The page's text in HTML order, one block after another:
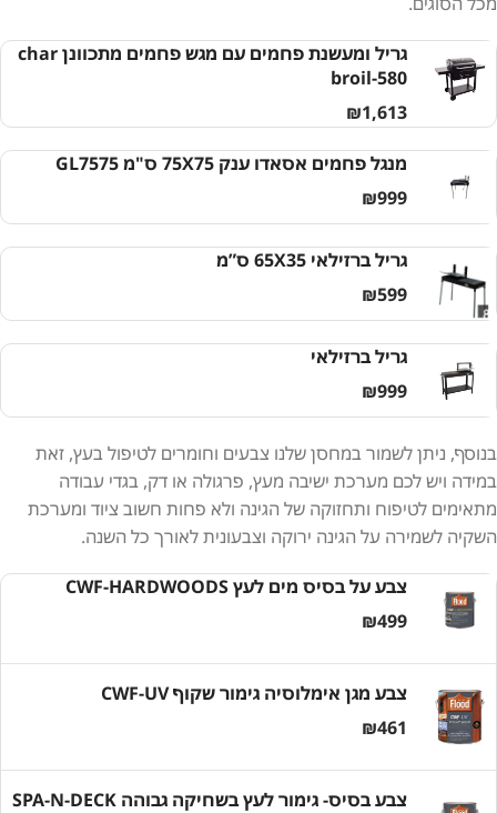
גריל ומעשנת פחמים עם מגש פחמים מתכוונן char
broil-580
₪1,613
מנגל פחמים אסאדו ענק 75X75 ס"מ GL7575
₪999
גריל ברזילאי 65X35 ס”מ
₪599
גריל ברזילאי
₪999
בנוסף, ניתן לשמור במחסן שלנו צבעים וחומרים לטיפול בעץ, זאת
במידה ויש לכם מערכת ישיבה מעץ, פרגולה או דק, בגדי עבודה
מתאימים לטיפוח ותחזוקה של הגינה ולא פחות חשוב ציוד ומערכת
השקיה לשמירה על הגינה ירוקה וצבעונית לאורך כל השנה.
צבע על בסיס מים לעץ CWF-HARDWOODS
₪499
צבע מגן אימלוסיה גימור שקוף CWF-UV
₪461
צבע בסיס- גימור לעץ בשחיקה גבוהה SPA-N-DECK